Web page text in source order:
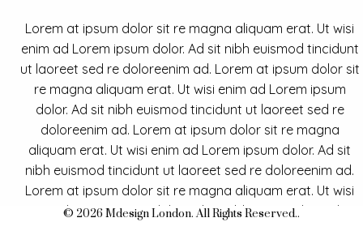
Lorem at ipsum dolor sit re magna aliquam erat. Ut wisi
enim ad Lorem ipsum dolor. Ad sit nibh euismod tincidunt
ut laoreet sed re doloreenim ad. Lorem at ipsum dolor sit
re magna aliquam erat. Ut wisi enim ad Lorem ipsum
dolor. Ad sit nibh euismod tincidunt ut laoreet sed re
doloreenim ad. Lorem at ipsum dolor sit re magna
aliquam erat. Ut wisi enim ad Lorem ipsum dolor. Ad sit
nibh euismod tincidunt ut laoreet sed re doloreenim ad.
Lorem at ipsum dolor sit re magna aliquam erat. Ut wisi
enim ad Lorem ipsum dolor. Ad sit nibh euismod tincidunt
© 2026 Mdesign London. All Rights Reserved..